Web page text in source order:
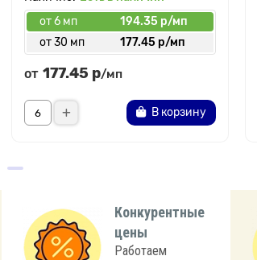
от 6 мп
194.35 р/мп
от 30 мп
177.45 р/мп
от 177.45 р/мп
В корзину
Конкурентные
цены
Работаем